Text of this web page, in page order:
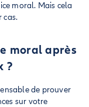
moral. Mais cela
cas.
moral après
?
de prouver
sur votre